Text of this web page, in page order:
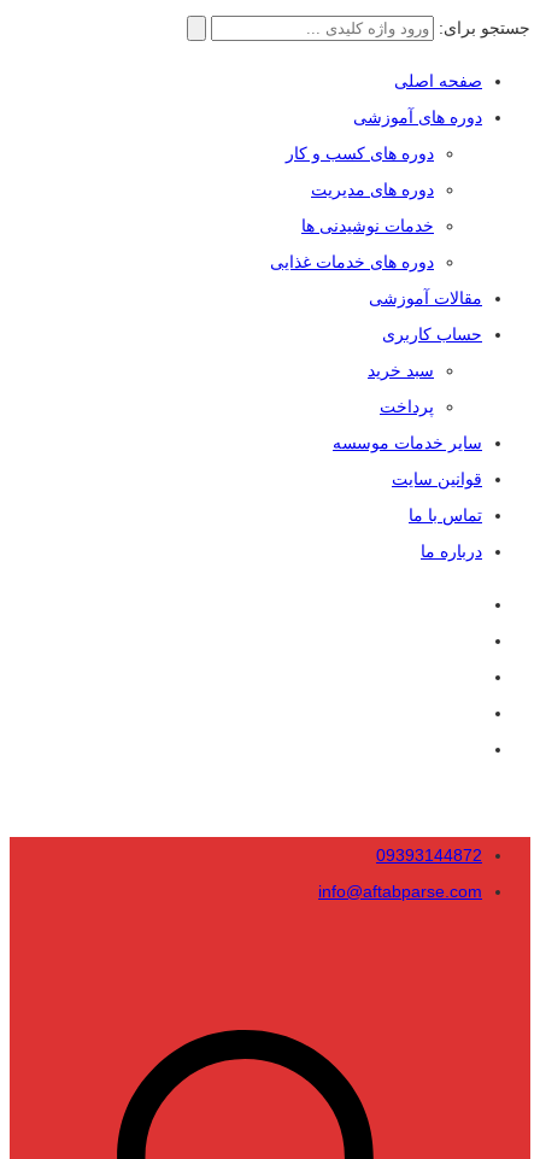
جستجو برای:
صفحه اصلی
دوره های آموزشی
دوره های کسب و کار
دوره های مدیریت
خدمات نوشیدنی ها
دوره های خدمات غذایی
مقالات آموزشی
حساب کاربری
سبد خرید
پرداخت
سایر خدمات موسسه
قوانین سایت
تماس با ما
درباره ما
09393144872
info@aftabparse.com